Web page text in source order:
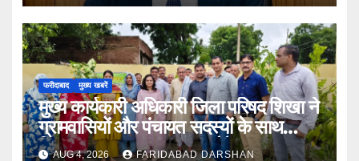
फरीदाबाद मुख्य खबरें
मुख्य कार्यकारी अधिकारी जिला परिषद शिखा ने
ग्रामवासियों और पंचायत सदस्यों के साथ
मिलकर लगाए 100 फलदार पौधे
AUG 4, 2026 FARIDABAD DARSHAN